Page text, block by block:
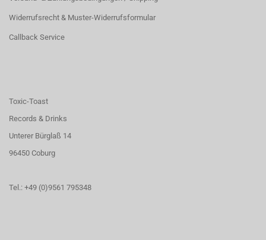
Widerrufsrecht & Muster-Widerrufsformular
Callback Service
Toxic-Toast
Records & Drinks
Unterer Bürglaß 14
96450 Coburg
Tel.: +49 (0)9561 795348